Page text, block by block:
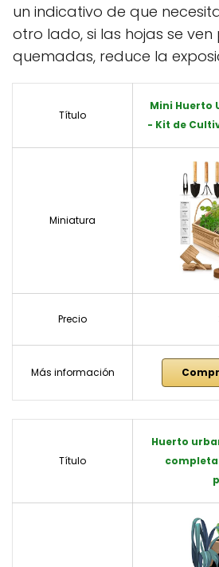
un indicativo de que
otro lado, si las hojas se
quemadas, reduce la
Título
Mini Huerto
- Kit de
Miniatura
Precio
Más información
Título
Huerto